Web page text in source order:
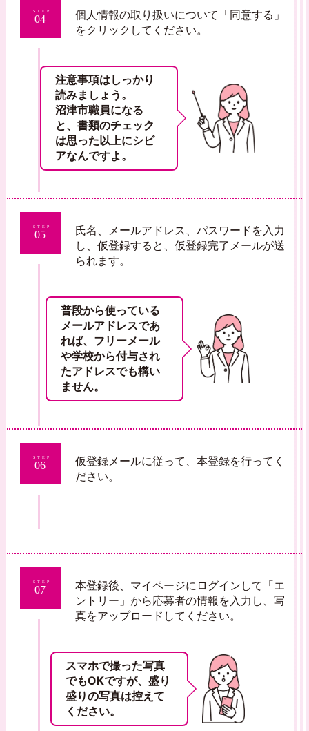
STEP
04
個人情報の取り扱いについて「同意する」
をクリックしてください。
注意事項はしっかり
読みましょう。
沼津市職員になる
と、書類のチェック
は思った以上にシビ
アなんですよ。
STEP
05
氏名、メールアドレス、パスワードを入力
し、仮登録すると、仮登録完了メールが送
られます。
普段から使っている
メールアドレスであ
れば、フリーメール
や学校から付与され
たアドレスでも構い
ません。
STEP
06
仮登録メールに従って、本登録を行ってく
ださい。
STEP
07
本登録後、マイページにログインして「エ
ントリー」から応募者の情報を入力し、写
真をアップロードしてください。
スマホで撮った写真
でもOKですが、盛り
盛りの写真は控えて
ください。